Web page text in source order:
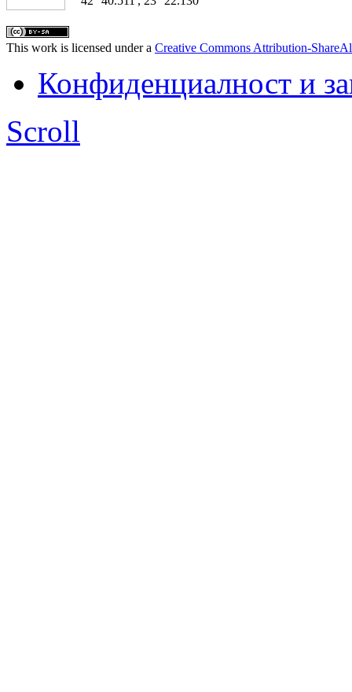
This work is licensed under a Creative Commons Attribution-
Конфиденциалност и
Scroll